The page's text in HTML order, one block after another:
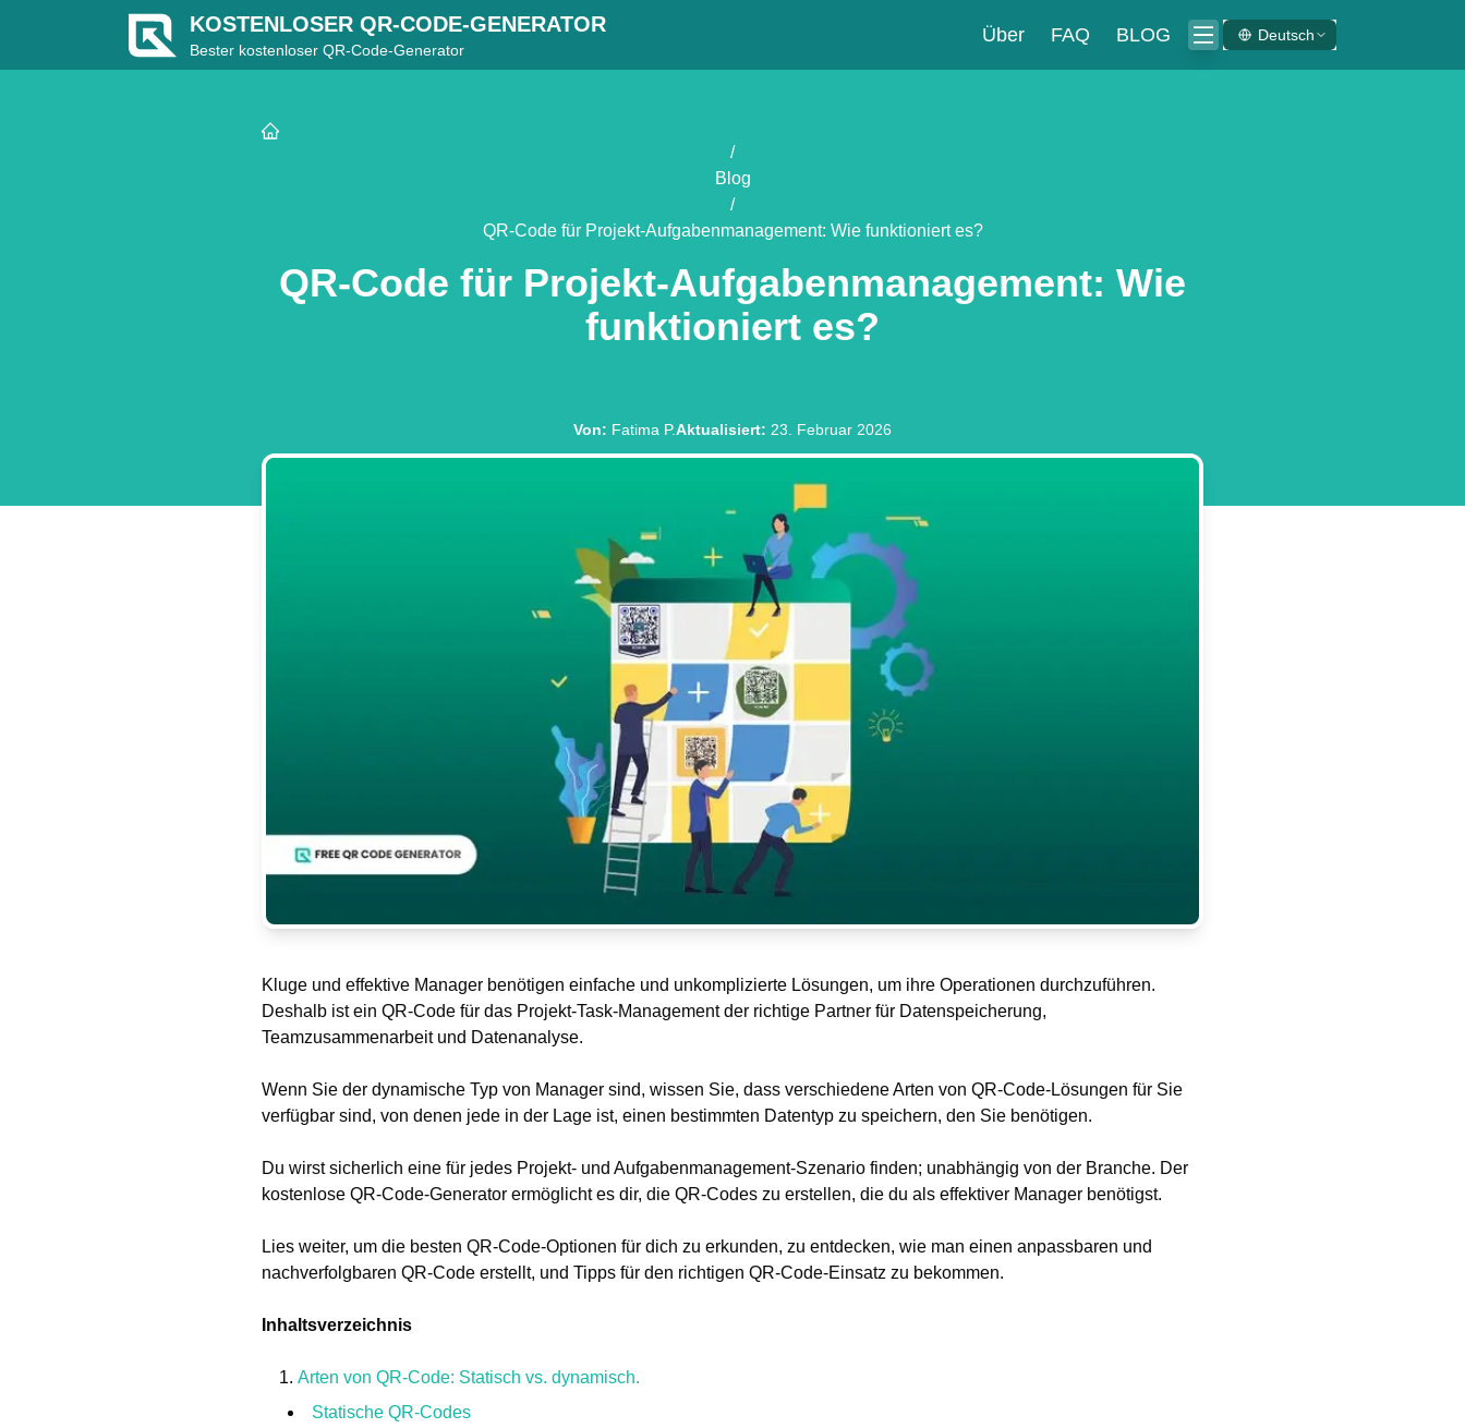
KOSTENLOSER QR-CODE-GENERATOR
Bester kostenloser QR-Code-Generator
Über FAQ BLOG Deutsch
/
Blog
/
QR-Code für Projekt-Aufgabenmanagement: Wie funktioniert es?
QR-Code für Projekt-Aufgabenmanagement: Wie
funktioniert es?
Von: Fatima P.Aktualisiert: 23. Februar 2026
Kluge und effektive Manager benötigen einfache und unkomplizierte Lösungen, um ihre Operationen durchzuführen.
Deshalb ist ein QR-Code für das Projekt-Task-Management der richtige Partner für Datenspeicherung,
Teamzusammenarbeit und Datenanalyse.
Wenn Sie der dynamische Typ von Manager sind, wissen Sie, dass verschiedene Arten von QR-Code-Lösungen für Sie
verfügbar sind, von denen jede in der Lage ist, einen bestimmten Datentyp zu speichern, den Sie benötigen.
Du wirst sicherlich eine für jedes Projekt- und Aufgabenmanagement-Szenario finden; unabhängig von der Branche. Der
kostenlose QR-Code-Generator ermöglicht es dir, die QR-Codes zu erstellen, die du als effektiver Manager benötigst.
Lies weiter, um die besten QR-Code-Optionen für dich zu erkunden, zu entdecken, wie man einen anpassbaren und
nachverfolgbaren QR-Code erstellt, und Tipps für den richtigen QR-Code-Einsatz zu bekommen.
Inhaltsverzeichnis
Arten von QR-Code: Statisch vs. dynamisch.
Statische QR-Codes